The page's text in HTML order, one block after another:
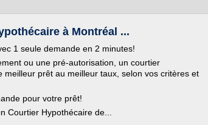
à Montréal ...
1 seule demande en 2 minutes!
ou une pré-autorisation, un courtier
prêt au meilleur taux, selon vos critères et
pour votre prêt!
Courtier Hypothécaire de...